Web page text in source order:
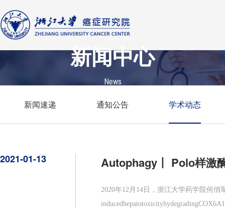
新闻中心
News
新闻速递 通知公告 学术动态
2021-01-13 Autophagy丨 Polo样激
2020年12月14日，浙江大学药学院何俏